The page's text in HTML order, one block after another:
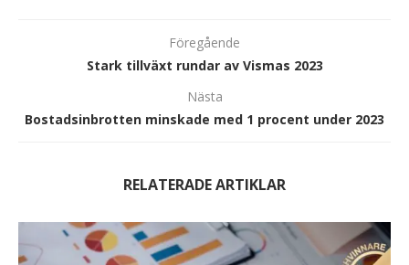
Föregående
Stark tillväxt rundar av Vismas 2023
Nästa
Bostadsinbrotten minskade med 1 procent under 2023
RELATERADE ARTIKLAR